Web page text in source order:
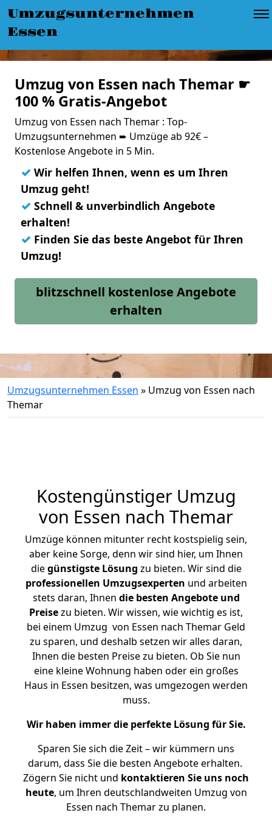
Umzugsunternehmen
Essen
Umzug von Essen nach Themar ☛
100 % Gratis-Angebot
Umzug von Essen nach Themar : Top-
Umzugsunternehmen ➨ Umzüge ab 92€ –
Kostenlose Angebote in 5 Min.
✓ Wir helfen Ihnen, wenn es um Ihren
Umzug geht!
✓ Schnell & unverbindlich Angebote
erhalten!
✓ Finden Sie das beste Angebot für Ihren
Umzug!
blitzschnell kostenlose Angebote
erhalten
Umzugsunternehmen Essen » Umzug von Essen nach
Themar
Kostengünstiger Umzug
von Essen nach Themar
Umzüge können mitunter recht kostspielig sein,
aber keine Sorge, denn wir sind hier, um Ihnen
diegünstigste Lösung zu bieten. Wir sind die
professionellen Umzugsexperten und arbeiten
stets daran, Ihnen die besten Angebote und
Preisezu bieten. Wir wissen, wie wichtig es ist,
bei einem Umzug von Essen nach Themar Geld
zu sparen, und deshalb setzen wir alles daran,
Ihnen die besten Preise zu bieten. Ob Sie nun
eine kleine Wohnung haben oder ein großes
Haus in Essen besitzen, was umgezogen werden
muss.
Wir haben immer die perfekte Lösung für Sie.
Sparen Sie sich die Zeit – wir kümmern uns
darum, dass Sie die besten Angebote erhalten.
Zögern Sie nicht und kontaktieren Sie uns noch
heute, um Ihren deutschlandweiten Umzug von
Essen nach Themar zu planen.